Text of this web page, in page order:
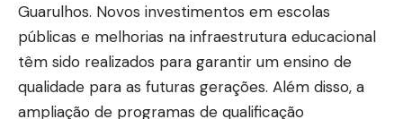
Guarulhos. Novos investimentos em escolas
públicas e melhorias na infraestrutura educacional
têm sido realizados para garantir um ensino de
qualidade para as futuras gerações. Além disso, a
ampliação de programas de qualificação